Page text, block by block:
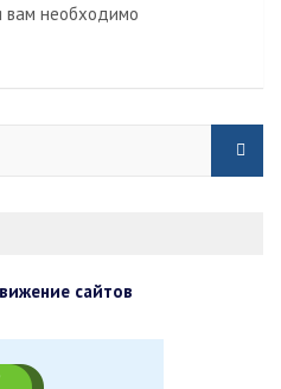
вам необходимо